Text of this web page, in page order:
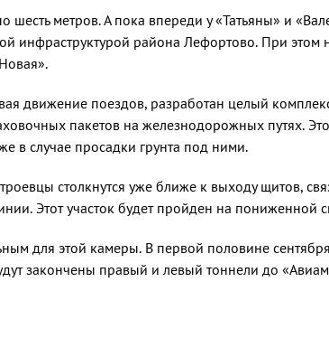
ме­тров. А пока впереди у «Татьяны» и
инфраструкту­рой района Лефортово. При
движение поез­дов, разработан целый
пакетов на железнодорожных путях.
в случае просадки грунта под ними.
столкнутся уже ближе к выходу щитов,
Этот уча­сток будет пройден на понижен­ной
для этой камеры. В первой половине
законче­ны правый и левый тоннели до